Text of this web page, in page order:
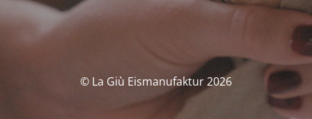
© La Giù Eismanufaktur 2026